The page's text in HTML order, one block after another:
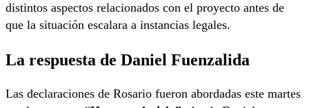
distintos aspectos relacionados con el proyecto antes de
que la situación escalara a instancias legales.
La respuesta de Daniel Fuenzalida
Las declaraciones de Rosario fueron abordadas este martes